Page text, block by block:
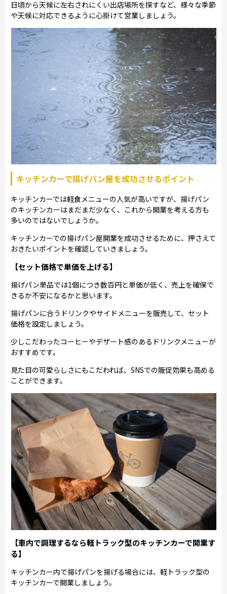
日頃から天候に左右されにくい出店場所を探すなど、様々な季節
や天候に対応できるように心掛けて営業しましょう。
キッチンカーで揚げパン屋を成功させるポイント
キッチンカーでは軽食メニューの人気が高いですが、揚げパン
のキッチンカーはまだまだ少なく、これから開業を考える方も
多いのではないでしょうか。
キッチンカーでの揚げパン屋開業を成功させるために、押さえて
おきたいポイントを確認していきましょう。
【セット価格で単価を上げる】
揚げパン単品では1個につき数百円と単価が低く、売上を確保で
きるか不安になるかと思います。
揚げパンに合うドリンクやサイドメニューを販売して、セット
価格を設定しましょう。
少しこだわったコーヒーやデザート感のあるドリンクメニューが
おすすめです。
見た目の可愛らしさにもこだわれば、SNSでの販促効果も高める
ことができます。
【車内で調理するなら軽トラック型のキッチンカーで開業す
る】
キッチンカー内で揚げパンを揚げる場合には、軽トラック型の
キッチンカーで開業しましょう。